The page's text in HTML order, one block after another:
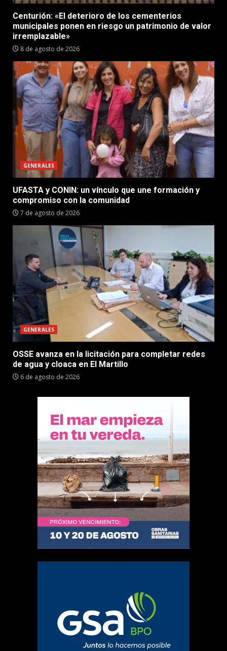
Centurión: «El deterioro de los cementerios
municipales ponen en riesgo un patrimonio de valor
irremplazable»
8 de agosto de 2026
GENERALES
UFASTA y CONIN: un vínculo que une formación y
compromiso con la comunidad
7 de agosto de 2026
GENERALES
OSSE avanza en la licitación para completar redes
de agua y cloaca en El Martillo
6 de agosto de 2026